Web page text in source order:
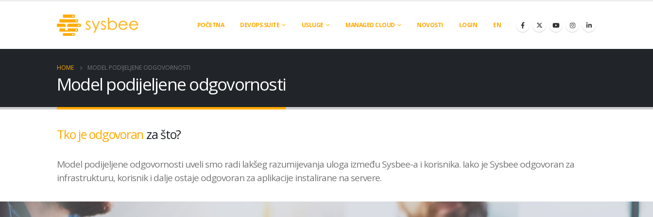
POČETNA DEVOPS SUITE USLUGE MANAGED CLOUD NOVOSTI LOGIN EN
HOME MODEL PODIJELJENE ODGOVORNOSTI
Model podijeljene odgovornosti
Tko je odgovoran za što?
Model podijeljene odgovornosti uveli smo radi lakšeg razumijevanja uloga između Sysbee-a i korisnika. Iako je Sysbee odgovoran za
infrastrukturu, korisnik i dalje ostaje odgovoran za aplikacije instalirane na servere.